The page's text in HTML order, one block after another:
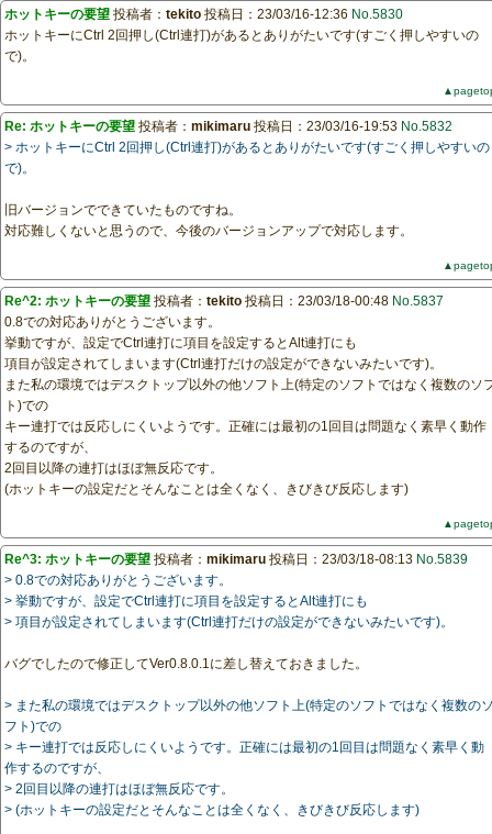
ホットキーの要望 投稿者： tekito 投稿日：23/03/16-12:36 No.5830
ホットキーにCtrl 2回押し(Ctrl連打)があるとありがたいです(すごく押しやすいの
で)。
Re: ホットキーの要望 投稿者： mikimaru 投稿日：23/03/16-19:53 No.5832
> ホットキーにCtrl 2回押し(Ctrl連打)があるとありがたいです(すごく押しやすいの
で)。
旧バージョンでできていたものですね。
対応難しくないと思うので、今後のバージョンアップで対応します。
Re^2: ホットキーの要望 投稿者： tekito 投稿日：23/03/18-00:48 No.5837
0.8での対応ありがとうございます。
挙動ですが、設定でCtrl連打に項目を設定するとAlt連打にも
項目が設定されてしまいます(Ctrl連打だけの設定ができないみたいです)。
また私の環境ではデスクトップ以外の他ソフト上(特定のソフトではなく複数のソ
ト)での
キー連打では反応しにくいようです。正確には最初の1回目は問題なく素早く動作
するのですが、
2回目以降の連打はほぼ無反応です。
(ホットキーの設定だとそんなことは全くなく、きびきび反応します)
Re^3: ホットキーの要望 投稿者： mikimaru 投稿日：23/03/18-08:13 No.5839
> 0.8での対応ありがとうございます。
> 挙動ですが、設定でCtrl連打に項目を設定するとAlt連打にも
> 項目が設定されてしまいます(Ctrl連打だけの設定ができないみたいです)。
バグでしたので修正してVer0.8.0.1に差し替えておきました。
> また私の環境ではデスクトップ以外の他ソフト上(特定のソフトではなく複数の
フト)での
> キー連打では反応しにくいようです。正確には最初の1回目は問題なく素早く動
作するのですが、
> 2回目以降の連打はほぼ無反応です。
> (ホットキーの設定だとそんなことは全くなく、きびきび反応します)